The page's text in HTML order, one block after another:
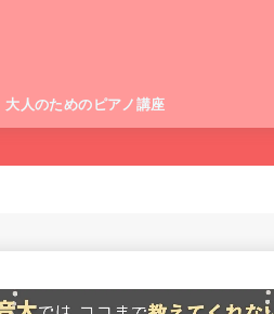
大人のためのピアノ講座